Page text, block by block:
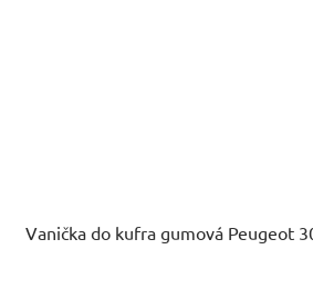
Vanička do kufra gumová Peugeot